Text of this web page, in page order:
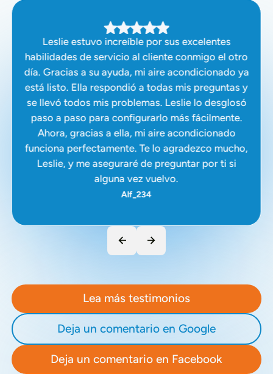
Leslie estuvo increíble por sus excelentes
habilidades de servicio al cliente conmigo el otro
día. Gracias a su ayuda, mi aire acondicionado ya
está listo. Ella respondió a todas mis preguntas y
se llevó todos mis problemas. Leslie lo desglosó
paso a paso para configurarlo más fácilmente.
Ahora, gracias a ella, mi aire acondicionado
funciona perfectamente. Te lo agradezco mucho,
Leslie, y me aseguraré de preguntar por ti si
alguna vez vuelvo.
Alf_234
Lea más testimonios
Deja un comentario en Google
Deja un comentario en Facebook